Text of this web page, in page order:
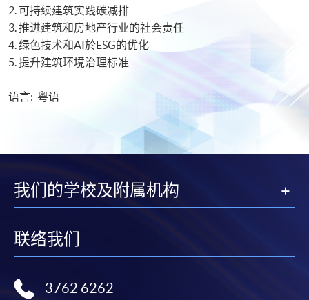
2. 可持续建筑实践碳减排
3. 推进建筑和房地产行业的社会责任
4. 绿色技术和AI於ESG的优化
5. 提升建筑环境治理标准
语言: 粤语
我们的学校及附属机构
联络我们
3762 6262